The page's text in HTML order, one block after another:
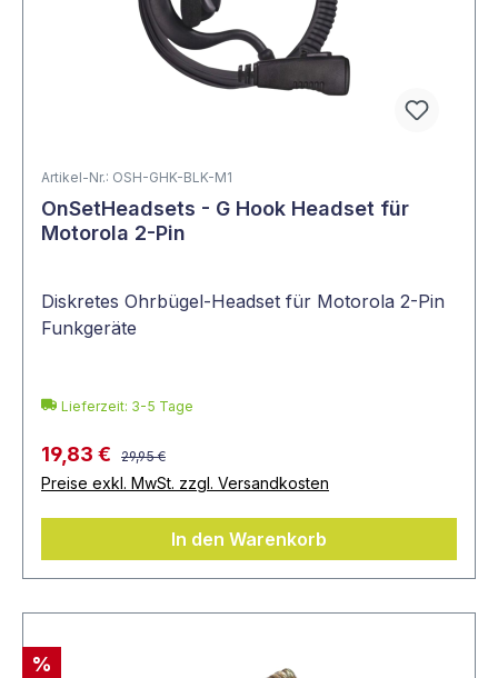
Artikel-Nr.: OSH-GHK-BLK-M1
OnSetHeadsets - G Hook Headset für
Motorola 2-Pin
Diskretes Ohrbügel-Headset für Motorola 2-Pin
Funkgeräte
Lieferzeit: 3-5 Tage
19,83 € 29,95 €
Preise exkl. MwSt. zzgl. Versandkosten
In den Warenkorb
%